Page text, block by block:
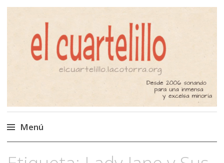
El Cuartelillo
Programa de radio de música
independiente. Podcast
Menú